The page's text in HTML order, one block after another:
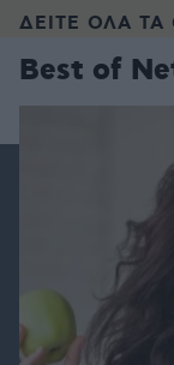
ΔΕΙΤΕ ΟΛΑ ΤΑ
Best of